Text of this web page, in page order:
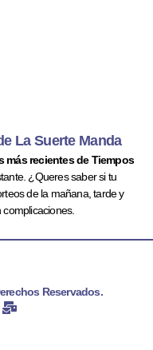
La Suerte Manda
más recientes de Tiempos
¿Queres saber si tu
de la mañana, tarde y
complicaciones.
Reservados.
M